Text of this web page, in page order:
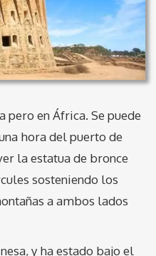
pero en África. Se puede
hora del puerto de
la estatua de bronce
sosteniendo los
a ambos lados
y ha estado bajo el